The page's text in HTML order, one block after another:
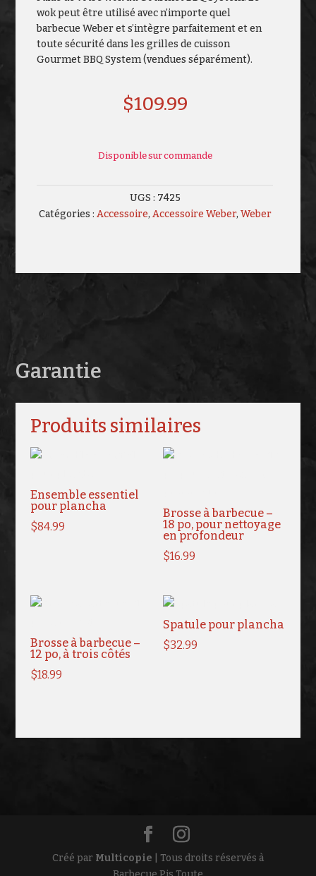
wok peut être utilisé avec n’importe quel
barbecue Weber et s’intègre parfaitement et en
toute sécurité dans les grilles de cuisson
Gourmet BBQ System (vendues séparément).
$109.99
Disponible sur commande
UGS : 7425
Catégories : Accessoire, Accessoire Weber, Weber
Garantie
Produits similaires
Ensemble essentiel
pour plancha
$84.99
Brosse à barbecue –
18 po, pour nettoyage
en profondeur
$16.99
Brosse à barbecue –
12 po, à trois côtés
$18.99
Spatule pour plancha
$32.99
Créé par Multicopie | Tous droits réservés à